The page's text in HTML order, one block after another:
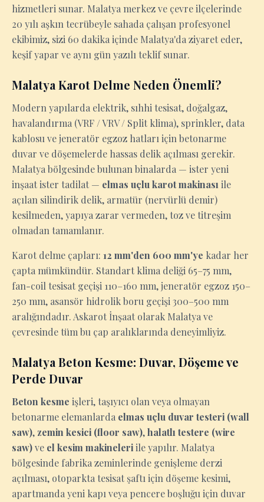
hizmetleri sunar. Malatya merkez ve çevre ilçelerinde
20 yılı aşkın tecrübeyle sahada çalışan profesyonel
ekibimiz, sizi 60 dakika içinde Malatya'da ziyaret eder,
keşif yapar ve aynı gün yazılı teklif sunar.
Malatya Karot Delme Neden Önemli?
Modern yapılarda elektrik, sıhhi tesisat, doğalgaz,
havalandırma (VRF / VRV / Split klima), sprinkler, data
kablosu ve jeneratör egzoz hatları için betonarme
duvar ve döşemelerde hassas delik açılması gerekir.
Malatya bölgesinde bulunan binalarda — ister yeni
inşaat ister tadilat — elmas uçlu karot makinası ile
açılan silindirik delik, armatür (nervürlü demir)
kesilmeden, yapıya zarar vermeden, toz ve titreşim
olmadan tamamlanır.
Karot delme çapları: 12 mm'den 600 mm'ye kadar her
çapta mümkündür. Standart klima deliği 65–75 mm,
fan-coil tesisat geçişi 110–160 mm, jeneratör egzoz 150–
250 mm, asansör hidrolik boru geçişi 300–500 mm
aralığındadır. Askarot İnşaat olarak Malatya ve
çevresinde tüm bu çap aralıklarında deneyimliyiz.
Malatya Beton Kesme: Duvar, Döşeme ve
Perde Duvar
Beton kesme işleri, taşıyıcı olan veya olmayan
betonarme elemanlarda elmas uçlu duvar testeri (wall
saw), zemin kesici (floor saw),halatlı testere (wire
saw)ve el kesim makineleriile yapılır. Malatya
bölgesinde fabrika zeminlerinde genişleme derzi
açılması, otoparkta tesisat şaftı için döşeme kesimi,
apartmanda yeni kapı veya pencere boşluğu için duvar